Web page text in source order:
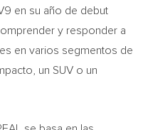
en su año de debut
y responder a
en varios segmentos de
un SUV o un